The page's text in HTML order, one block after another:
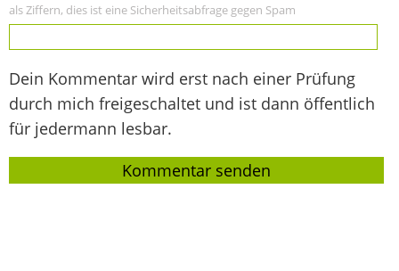
als Ziffern, dies ist eine Sicherheitsabfrage gegen Spam
Dein Kommentar wird erst nach einer Prüfung
durch mich freigeschaltet und ist dann öffentlich
für jedermann lesbar.